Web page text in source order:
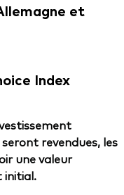
et
Index
revendues, les
une valeur
initial.